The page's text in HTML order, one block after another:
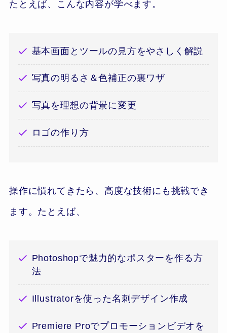
たとえば、こんな内容が学べます。
基本画面とツールの見方をやさしく解説
写真の明るさ＆色補正の裏ワザ
写真を理想の背景に変更
ロゴの作り方
操作に慣れてきたら、高度な技術にも挑戦でき
ます。たとえば、
Photoshopで魅力的なポスターを作る方
法
Illustratorを使った名刺デザイン作成
Premiere Proでプロモーションビデオを